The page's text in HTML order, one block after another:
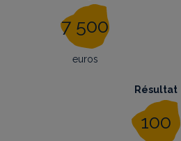
7 500
euros
Résultat
100